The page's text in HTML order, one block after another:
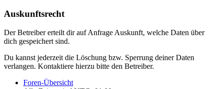
Auskunftsrecht
Der Betreiber erteilt dir auf Anfrage Auskunft, welche Daten über
dich gespeichert sind.
Du kannst jederzeit die Löschung bzw. Sperrung deiner Daten
verlangen. Kontaktiere hierzu bitte den Betreiber.
Foren-Übersicht